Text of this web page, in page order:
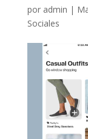
por admin |
Sociales